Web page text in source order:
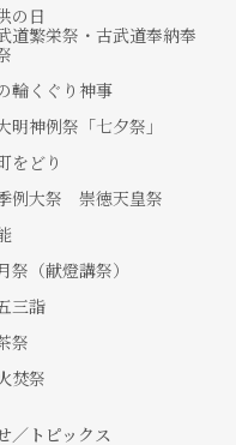
の日
道繁栄祭・古武道奉納奉
輪くぐり神事
明神例祭「七夕祭」
をどり
例大祭 崇徳天皇祭
祭（献燈講祭）
三詣
祭
焚祭
／トピックス